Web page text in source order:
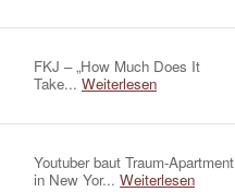
FKJ – „How Much Does It
Take... Weiterlesen
Youtuber baut Traum-Apartment
in New Yor... Weiterlesen